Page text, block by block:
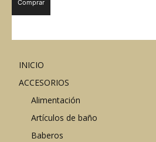
Comprar
INICIO
ACCESORIOS
Alimentación
Artículos de baño
Baberos